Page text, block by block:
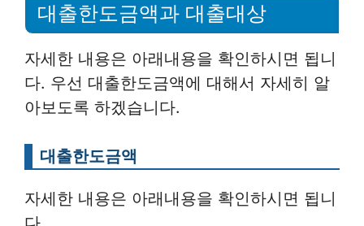
대출한도금액과 대출대상
자세한 내용은 아래내용을 확인하시면 됩니
다. 우선 대출한도금액에 대해서 자세히 알
아보도록 하겠습니다.
대출한도금액
자세한 내용은 아래내용을 확인하시면 됩니